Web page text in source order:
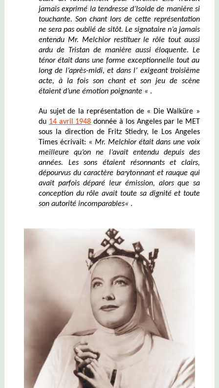
jamais exprimé la tendresse d’Isolde de manière si
touchante. Son chant lors de cette représentation
ne sera pas oublié de sitôt. Le signataire n’a jamais
entendu Mr. Melchior restituer le rôle tout aussi
ardu de Tristan de manière aussi éloquente.Le
ténor était dans une forme exceptionnelle tout au
long de l’après-midi, et dans l’ exigeant troisième
acte, à la fois son chant et son jeu de scène
étaient d’une émotion poignante « .
Au sujet de la représentation de « Die Walküre »
du 14 avril 1948 donnée à los Angeles par le MET
sous la direction de Fritz Stiedry, le Los Angeles
Times écrivait: « Mr. Melchiorétait dans une voix
meilleure qu’on ne l’avait entendu depuis des
années.
Les sons étaient résonnants et clairs,
dépourvusdu caractère barytonnant et rauque qui
avait parfois déparé leur émission, alors que sa
conception durôleavait toute sadignité ettoute
son autorité incomparables« .